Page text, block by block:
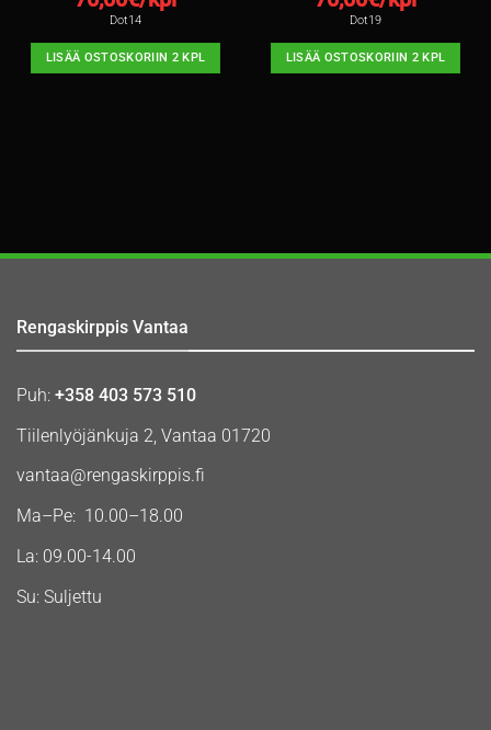
Dot14
LISÄÄ OSTOSKORIIN 2 KPL
Dot19
LISÄÄ OSTOSKORIIN 2 KPL
Rengaskirppis Vantaa
Puh: +358 403 573 510
Tiilenlyöjänkuja 2, Vantaa 01720
vantaa@rengaskirppis.fi
Ma–Pe: 10.00–18.00
La: 09.00-14.00
Su: Suljettu